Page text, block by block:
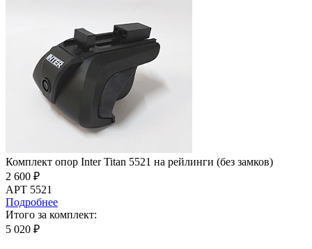
Комплект опор Inter Titan 5521 на рейлинги (без замков)
2 600 ₽
АРТ 5521
Подробнее
Итого за комплект:
5 020 ₽